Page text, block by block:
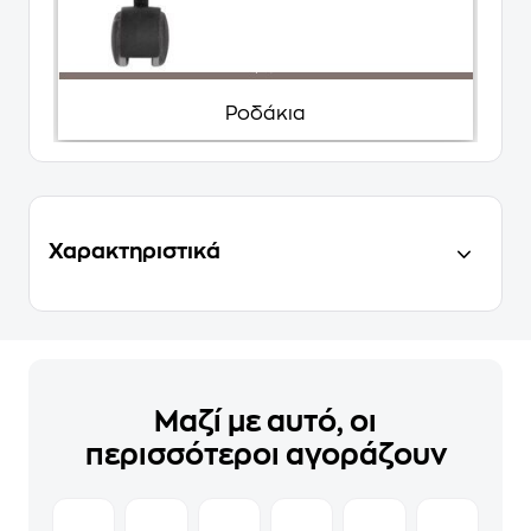
Ροδάκια
Χαρακτηριστικά
Μαζί με αυτό, οι
περισσότεροι αγοράζουν